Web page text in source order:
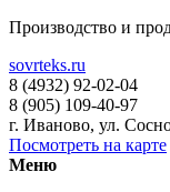
Производство и
sovrteks.ru
8 (4932) 92-02-04
8 (905) 109-40-97
г. Иваново, ул.
Посмотреть на карте
Меню